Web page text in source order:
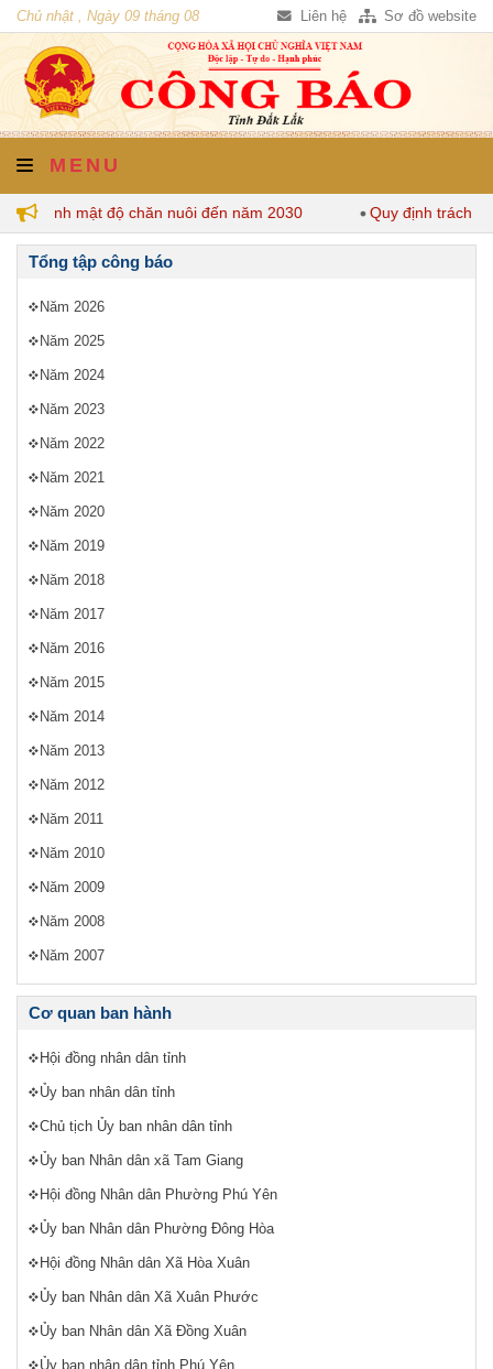
Chủ nhật , Ngày 09 tháng 08
năm 2026
Liên hệ Sơ đồ website
MENU
định mật độ chăn nuôi đến năm 2030 Quy định trách
Tổng tập công báo
Năm 2026
Năm 2025
Năm 2024
Năm 2023
Năm 2022
Năm 2021
Năm 2020
Năm 2019
Năm 2018
Năm 2017
Năm 2016
Năm 2015
Năm 2014
Năm 2013
Năm 2012
Năm 2011
Năm 2010
Năm 2009
Năm 2008
Năm 2007
Cơ quan ban hành
Hội đồng nhân dân tỉnh
Ủy ban nhân dân tỉnh
Chủ tịch Ủy ban nhân dân tỉnh
Ủy ban Nhân dân xã Tam Giang
Hội đồng Nhân dân Phường Phú Yên
Ủy ban Nhân dân Phường Đông Hòa
Hội đồng Nhân dân Xã Hòa Xuân
Ủy ban Nhân dân Xã Xuân Phước
Ủy ban Nhân dân Xã Đồng Xuân
Ủy ban nhân dân tỉnh Phú Yên